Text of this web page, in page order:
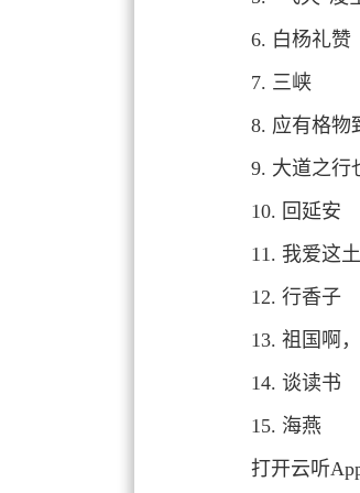
6. 白杨礼赞
7. 三峡
8. 应有格物
9. 大道之行
10. 回延安
11. 我爱这
12. 行香子
13. 祖国啊
14. 谈读书
15. 海燕
打开云听